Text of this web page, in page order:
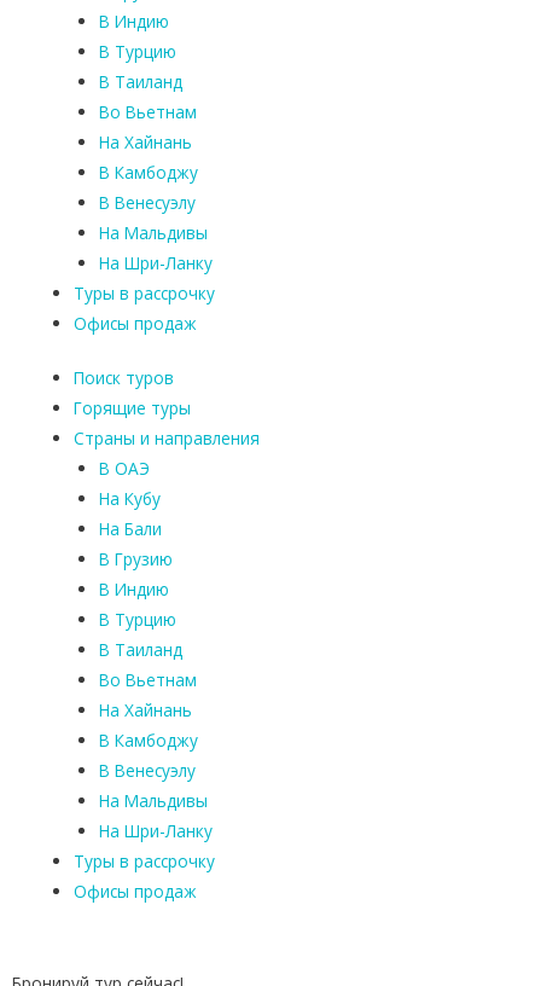
В Индию
В Турцию
В Таиланд
Во Вьетнам
На Хайнань
В Камбоджу
В Венесуэлу
На Мальдивы
На Шри-Ланку
Туры в рассрочку
Офисы продаж
Поиск туров
Горящие туры
Страны и направления
В ОАЭ
На Кубу
На Бали
В Грузию
В Индию
В Турцию
В Таиланд
Во Вьетнам
На Хайнань
В Камбоджу
В Венесуэлу
На Мальдивы
На Шри-Ланку
Туры в рассрочку
Офисы продаж